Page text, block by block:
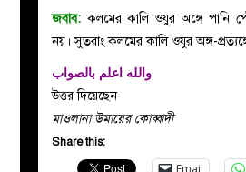
ইসলাহী
মজলিস
প্রশ্ন
জবাব: কলমের কালি ওযুর অঙ্গে পানি
নয়। সুতরাং কলমের কালি ওযুর অঙ্গ-
والله اعلم بالصواب
উত্তর দিয়েছেন
মাওলানা উমায়ের কোব্বাদী
Share this:
Email